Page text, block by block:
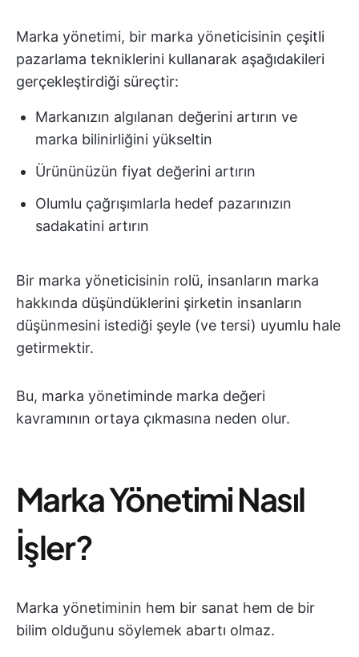
Marka yönetimi, bir marka yöneticisinin çeşitli
pazarlama tekniklerini kullanarak aşağıdakileri
gerçekleştirdiği süreçtir:
Markanızın algılanan değerini artırın ve
marka bilinirliğini yükseltin
Ürününüzün fiyat değerini artırın
Olumlu çağrışımlarla hedef pazarınızın
sadakatini artırın
Bir marka yöneticisinin rolü, insanların marka
hakkında düşündüklerini şirketin insanların
düşünmesini istediği şeyle (ve tersi) uyumlu hale
getirmektir.
Bu, marka yönetiminde marka değeri
kavramının ortaya çıkmasına neden olur.
Marka Yönetimi Nasıl
İşler?
Marka yönetiminin hem bir sanat hem de bir
bilim olduğunu söylemek abartı olmaz.